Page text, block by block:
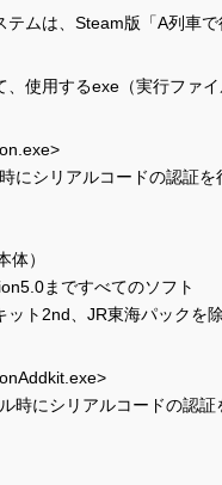
ムは、Steam版「A列車で
使用するexe（実行ファイ
にシリアルコードの認証を
体）
まですべてのソフト
ト2nd、JR東海パックを
時にシリアルコードの認証